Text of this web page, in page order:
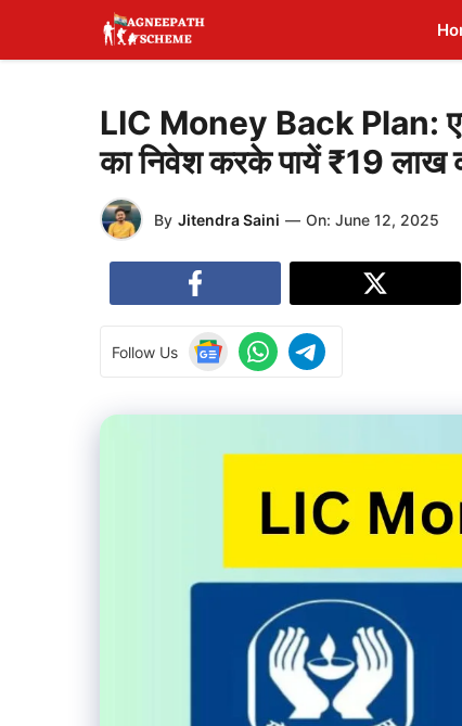
content
LIC Money Back Plan:
का निवेश करके पायें ₹19 लाख
By Jitendra Saini — On: June 12, 2025
Follow Us